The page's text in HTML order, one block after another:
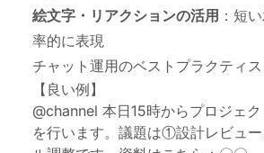
絵文字・リアクションの活用 ：短
率的に表現
チャット運用のベストプラクティス
【良い例】
@channel 本日15時からプロジェ
を行います。議題は①設計レビュ